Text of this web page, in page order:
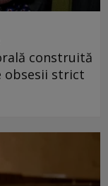
construită
obsesii strict